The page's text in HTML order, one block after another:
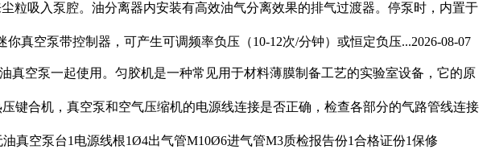
粒吸入泵腔。油分离器内安装有高效油气分离效果的排气过渡器。停泵时，内置于
你真空泵带控制器，可产生可调频率负压（10-12次/分钟）或恒定负压...2026-08-07
真空泵一起使用。匀胶机是一种常见用于材料薄膜制备工艺的实验室设备，它的原
键合机， 真空泵和空气压缩机的电源线连接是否正确，检查各部分的气路管线连接
油真空泵台1电源线根1Ø4出气管M10Ø6进气管M3质检报告份1合格证份1保修